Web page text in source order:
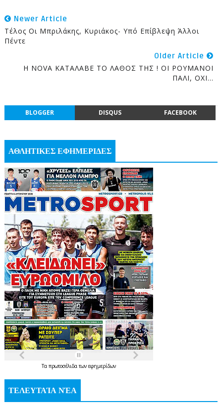
Newer Article
Τέλος Οι Μπριλάκης, Κυριάκος- Υπό Επίβλεψη Άλλοι
Πέντε
Older Article
Η NOVA ΚΑΤΑΛΑΒΕ ΤΟ ΛΑΘΟΣ ΤΗΣ ! ΟΙ ΡΟΥΜΑΝΟΙ
ΠΑΛΙ, ΟΧΙ...
BLOGGER DISQUS FACEBOOK
ΑΘΛΗΤΙΚΕΣ ΕΦΗΜΕΡΙΔΕΣ
Τα πρωτοσέλιδατων εφημερίδων
ΤΕΛΕΥΤΑΊΑ ΝΈΑ